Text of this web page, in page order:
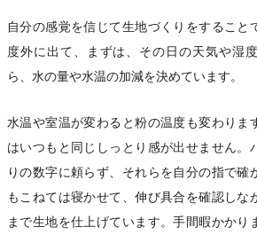
自分の感覚を信じて生地づくりをすること
度外に出て、まずは、その日の天気や湿
ら、水の量や水温の加減を決めています。
水温や室温が変わると粉の温度も変わりま
はいつもと同じしっとり感が出せません。
りの数字に頼らず、それらを自分の指で確
もこねては寝かせて、伸び具合を確認しな
まで生地を仕上げています。手間暇かかり